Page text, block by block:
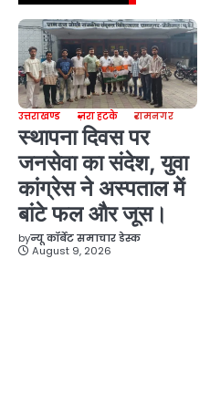
उत्तराखण्ड ज़रा हटके रामनगर
स्थापना दिवस पर
जनसेवा का संदेश, युवा
कांग्रेस ने अस्पताल में
बांटे फल और जूस।
byन्यू कॉर्बेट समाचार डेस्क
August 9, 2026